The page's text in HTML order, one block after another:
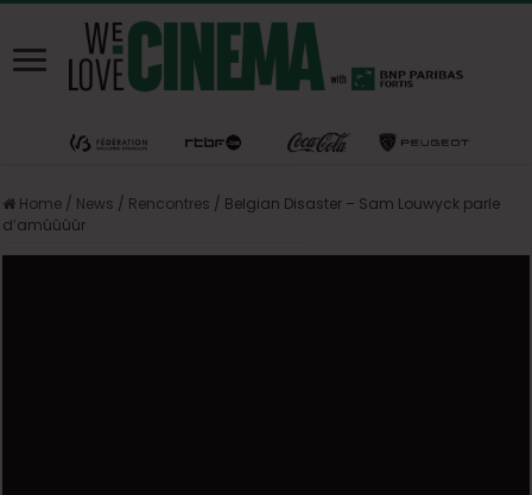
Home / News / Rencontres / Belgian Disaster – Sam Louwyck parle
d’amûûûûr